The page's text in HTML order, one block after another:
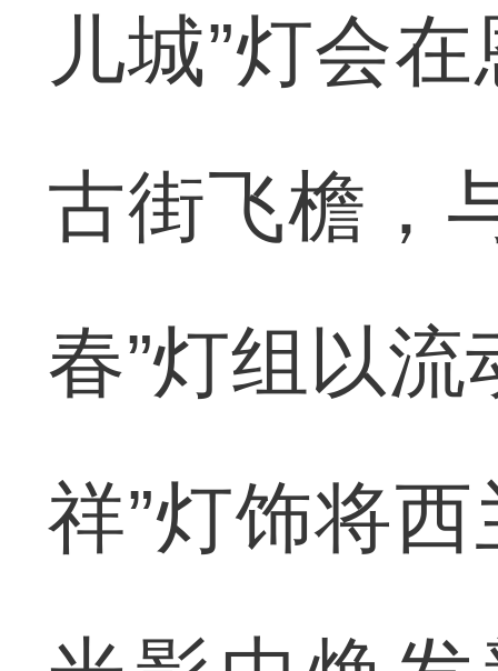
儿城”灯会
古街飞檐，
春”灯组以
祥”灯饰将